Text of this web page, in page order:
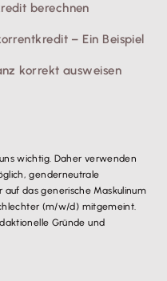
berechnen
– Ein Beispiel
korrekt ausweisen
wichtig. Daher verwenden
genderneutrale
das generische Maskulinum
(m/w/d) mitgemeint.
Gründe und